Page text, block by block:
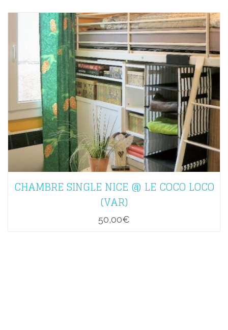
CHAMBRE SINGLE NICE @ LE COCO LOCO
(VAR)
50,00€